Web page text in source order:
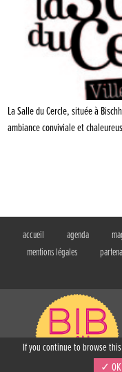
La Salle du Cercle, située à
ambiance conviviale et
accueil agenda
mentions légales
If you continue to browse
✓